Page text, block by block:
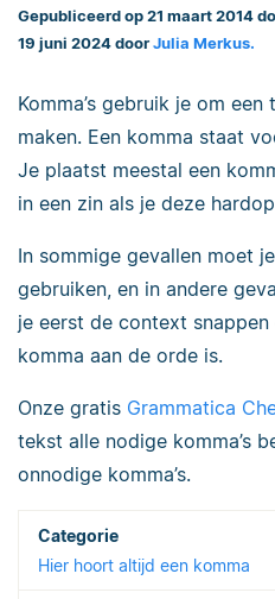
Gepubliceerd op 21 maart 2014
19 juni 2024 door Julia Merkus.
Komma’s gebruik je om
maken. Een komma staat
Je plaatst meestal een
in een zin als je deze
In sommige gevallen moet
gebruiken, en in andere
je eerst de context
komma aan de orde is.
Onze gratis Grammatica
tekst alle nodige komma’s
onnodige komma’s.
Hier hoort altijd een komma